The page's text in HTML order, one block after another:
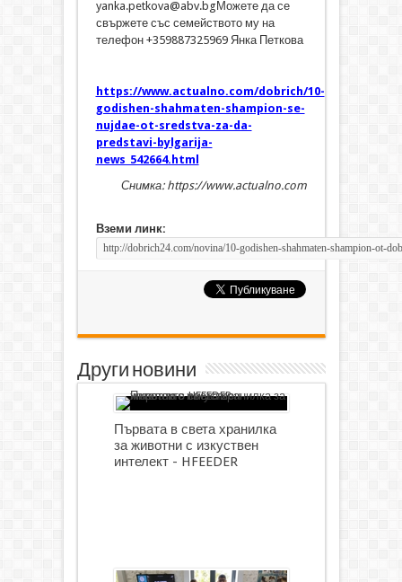
yanka.petkova@abv.bgМожете да се
свържете със семейството му на
телефон +359887325969 Янка Петкова
https://www.actualno.com/dobrich/10-
godishen-shahmaten-shampion-se-
nujdae-ot-sredstva-za-da-
predstavi-bylgarija-
news_542664.html
Снимка: https://www.actualno.com
Вземи линк:
Други новини
Първата в света хранилка
за животни с изкуствен
интелект - HFEEDER